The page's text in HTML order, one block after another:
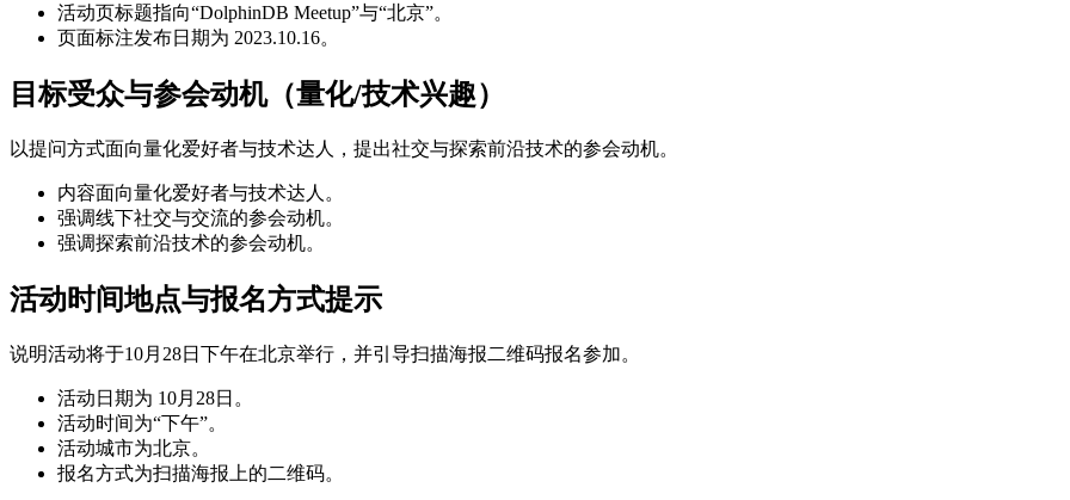
活动页标题指向“DolphinDB Meetup”与“北京”。
页面标注发布日期为 2023.10.16。
目标受众与参会动机（量化/技术兴趣）
以提问方式面向量化爱好者与技术达人，提出社交与探索前沿技术的参会动机。
内容面向量化爱好者与技术达人。
强调线下社交与交流的参会动机。
强调探索前沿技术的参会动机。
活动时间地点与报名方式提示
说明活动将于10月28日下午在北京举行，并引导扫描海报二维码报名参加。
活动日期为 10月28日。
活动时间为“下午”。
活动城市为北京。
报名方式为扫描海报上的二维码。